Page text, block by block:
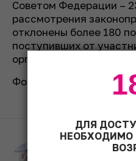
Советом Федерации –
рассмотрения
отклонены более 180
поступивших от
органов власти.
Фото: kremlin.ru.
Александр Бычков
ДЛЯ
НЕОБХОДИМО